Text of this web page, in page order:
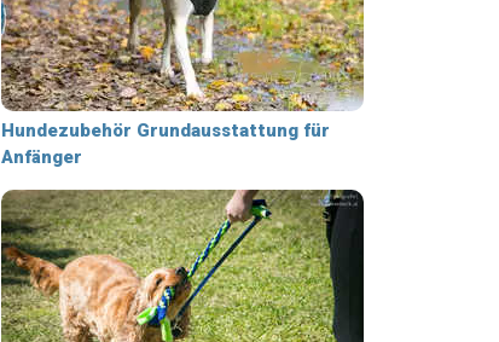
Hundezubehör Grundausstattung für
Anfänger